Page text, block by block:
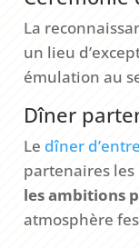
La
un lieu
émulation au
Dîner
Le dîner
partenaires
les ambitions
atmosphère